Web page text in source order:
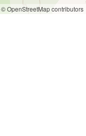
© OpenStreetMap contributors